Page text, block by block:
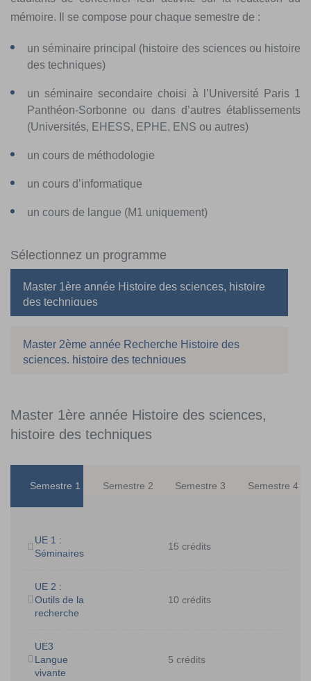
mémoire. Il se compose pour chaque semestre de :
un séminaire principal (histoire des sciences ou histoire
des techniques)
un séminaire secondaire choisi à l’Université Paris 1
Panthéon-Sorbonne ou dans d’autres établissements
(Universités, EHESS, EPHE, ENS ou autres)
un cours de méthodologie
un cours d’informatique
un cours de langue (M1 uniquement)
Sélectionnez un programme
Master 1ère année Histoire des sciences, histoire
des techniques
Master 2ème année Recherche Histoire des
sciences, histoire des techniques
Master 1ère année Histoire des sciences,
histoire des techniques
Semestre 1 Semestre 2 Semestre 3 Semestre 4
UE 1 :
Séminaires
15 crédits
UE 2 :
Outils de la
recherche
10 crédits
UE3
Langue
vivante
5 crédits